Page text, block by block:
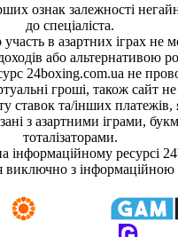
ознак залежності
до спеціаліста.
в азартних іграх не
або альтернативою
24boxing.com.ua не
гроші, також сайт
ставок та/інших платежів,
з азартними іграми,
тоталізаторами.
інформаційному ресурсі
виключно з